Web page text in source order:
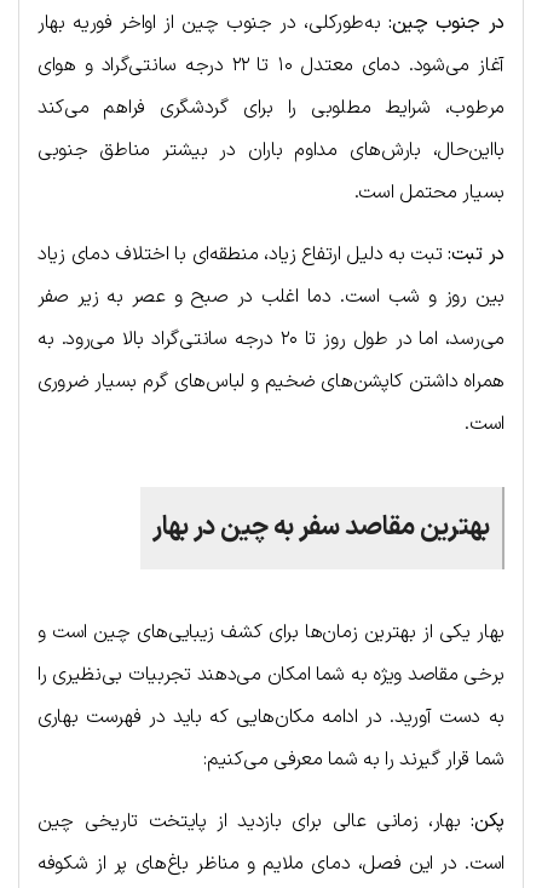
در جنوب چین: به‌طورکلی، در جنوب چین از اواخر فوریه بهار
آغاز می‌شود. دمای معتدل ۱۰ تا ۲۲ درجه سانتی‌گراد و هوای
مرطوب، شرایط مطلوبی را برای گردشگری فراهم می‌کند
بااین‌حال، بارش‌های مداوم باران در بیشتر مناطق جنوبی
بسیار محتمل است.
در تبت:تبت به دلیل ارتفاع زیاد، منطقه‌ای با اختلاف دمای زیاد
بین روز و شب است. دما اغلب در صبح و عصر به زیر صفر
می‌رسد، اما در طول روز تا ۲۰ درجه سانتی‌گراد بالا می‌رود. به
همراه داشتن کاپشن‌های ضخیم و لباس‌های گرم بسیار ضروری
است.
بهترین مقاصد سفر به چین در بهار
بهار یکی از بهترین زمان‌ها برای کشف زیبایی‌های چین است و
برخی مقاصد ویژه به شما امکان می‌دهند تجربیات بی‌نظیری را
به دست آورید. در ادامه مکان‌هایی که باید در فهرست بهاری
شما قرار گیرند را به شما معرفی می‌کنیم:
پکن:بهار، زمانی عالی برای بازدید از پایتخت تاریخی چین
است. در این فصل، دمای ملایم و مناظر باغ‌های پر از شکوفه‌